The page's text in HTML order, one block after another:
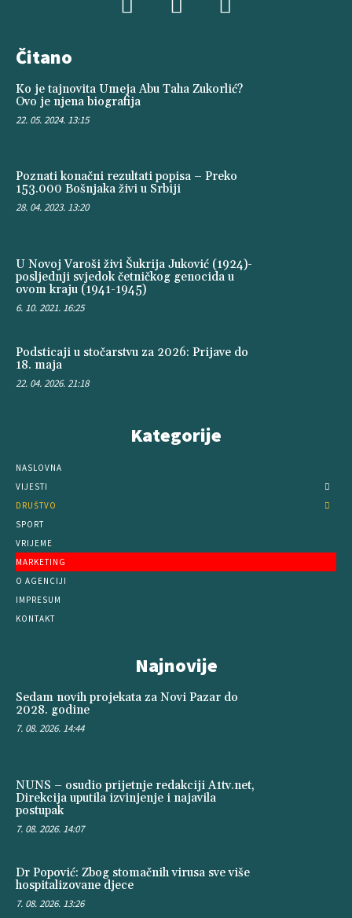
Čitano
Ko je tajnovita Umeja Abu Taha Zukorlić?
Ovo je njena biografija
22. 05. 2024. 13:15
Poznati konačni rezultati popisa – Preko
153.000 Bošnjaka živi u Srbiji
28. 04. 2023. 13:20
U Novoj Varoši živi Šukrija Juković (1924)-
posljednji svjedok četničkog genocida u
ovom kraju (1941-1945)
6. 10. 2021. 16:25
Podsticaji u stočarstvu za 2026: Prijave do
18. maja
22. 04. 2026. 21:18
Kategorije
NASLOVNA
VIJESTI
DRUŠTVO
SPORT
VRIJEME
MARKETING
O AGENCIJI
IMPRESUM
KONTAKT
Najnovije
Sedam novih projekata za Novi Pazar do
2028. godine
7. 08. 2026. 14:44
NUNS – osudio prijetnje redakciji A1tv.net,
Direkcija uputila izvinjenje i najavila
postupak
7. 08. 2026. 14:07
Dr Popović: Zbog stomačnih virusa sve više
hospitalizovane djece
7. 08. 2026. 13:26